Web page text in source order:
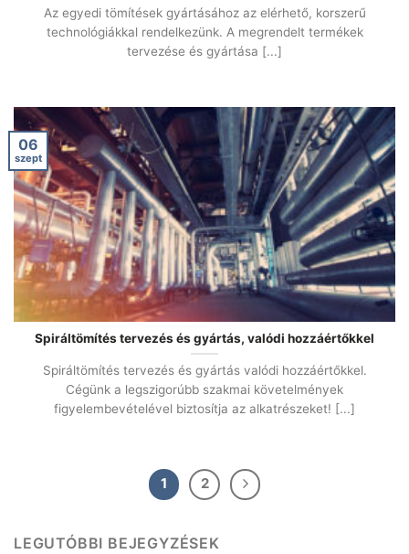
Az egyedi tömítések gyártásához az elérhető, korszerű
technológiákkal rendelkezünk. A megrendelt termékek
tervezése és gyártása [...]
Spiráltömítés tervezés és gyártás, valódi hozzáértőkkel
Spiráltömítés tervezés és gyártás valódi hozzáértőkkel.
Cégünk a legszigorúbb szakmai követelmények
figyelembevételével biztosítja az alkatrészeket! [...]
06
szept
1 2
LEGUTÓBBI BEJEGYZÉSEK